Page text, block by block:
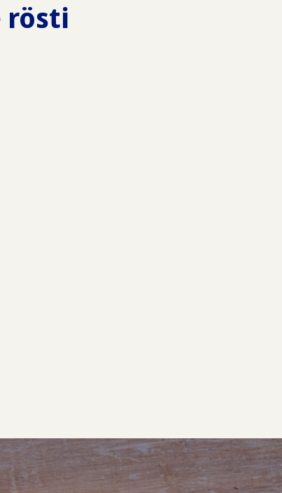
rösti